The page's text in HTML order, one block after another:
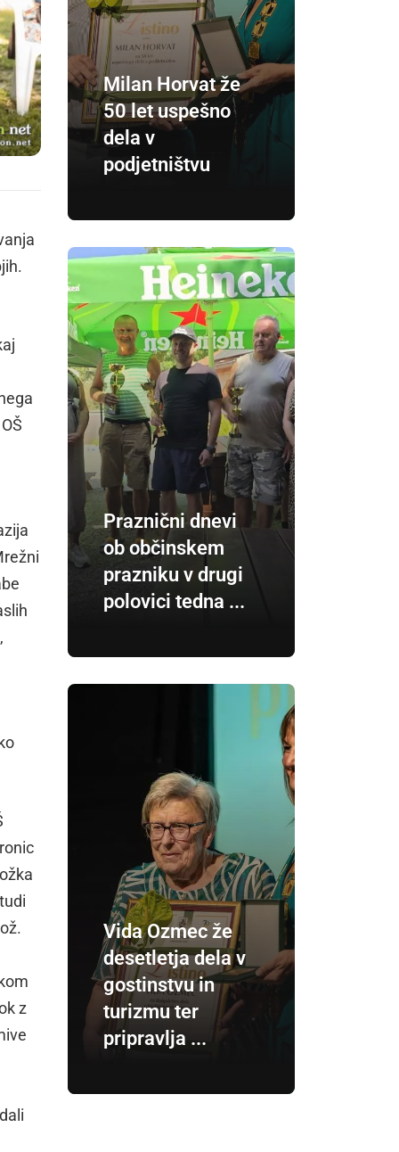
z
Milan Horvat že
50 let uspešno
dela v
podjetništvu
Praznični dnevi
ob občinskem
prazniku v drugi
polovici tedna ...
Vida Ozmec že
desetletja dela v
gostinstvu in
turizmu ter
pripravlja ...